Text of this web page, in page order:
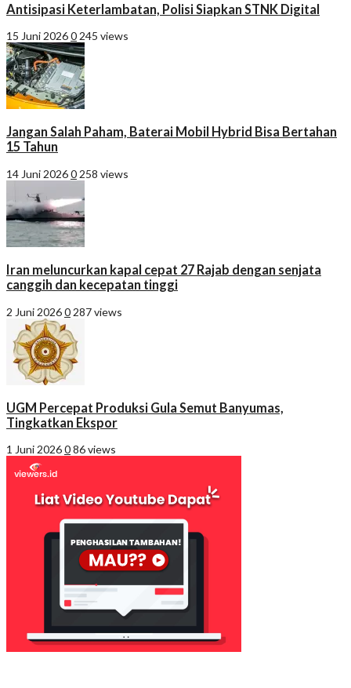
Antisipasi Keterlambatan, Polisi Siapkan STNK Digital
15 Juni 20260 245 views
Jangan Salah Paham, Baterai Mobil Hybrid Bisa Bertahan
15 Tahun
14 Juni 20260 258 views
Iran meluncurkan kapal cepat 27 Rajab dengan senjata
canggih dan kecepatan tinggi
2 Juni 20260 287 views
UGM Percepat Produksi Gula Semut Banyumas,
Tingkatkan Ekspor
1 Juni 2026086 views